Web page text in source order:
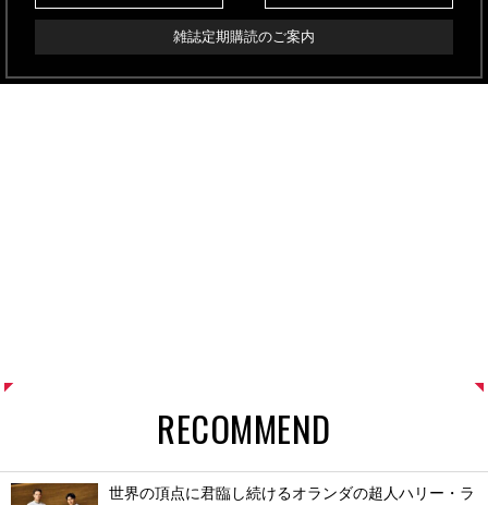
雑誌定期購読のご案内
RECOMMEND
世界の頂点に君臨し続けるオランダの超人ハリー・ラ